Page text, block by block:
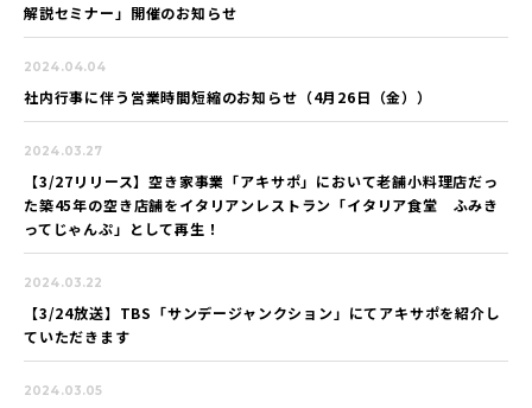
解説セミナー」開催のお知らせ
2024.04.04
社内行事に伴う営業時間短縮のお知らせ（4月26日（金））
2024.03.27
【3/27リリース】空き家事業「アキサポ」において老舗小料理店だっ
た築45年の空き店舗をイタリアンレストラン「イタリア食堂 ふみき
ってじゃんぷ」として再生！
2024.03.22
【3/24放送】TBS「サンデージャンクション」にてアキサポを紹介し
ていただきます
2024.03.05